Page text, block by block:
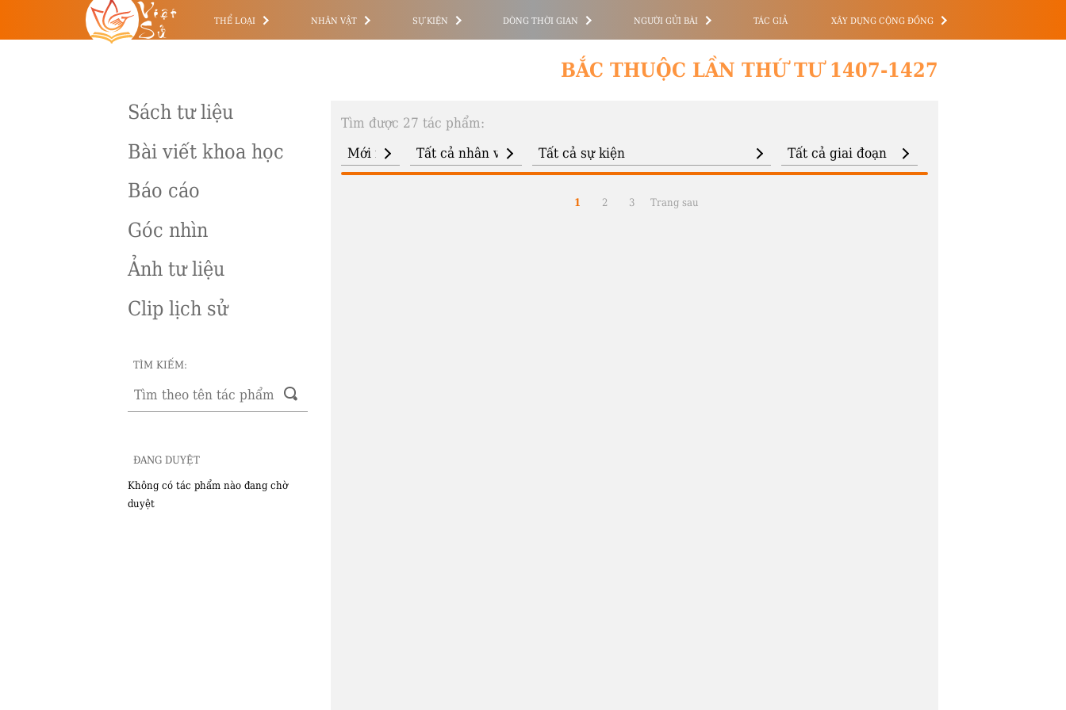
Việt
Sử THỂ LOẠI NHÂN VẬT SỰ KIỆN DÒNG THỜI GIAN NGƯỜI GỬI BÀI TÁC GIẢ XÂY DỰNG CỘNG ĐỒNG
BẮC THUỘC LẦN THỨ TƯ 1407-1427
Sách tư liệu
Bài viết khoa học
Báo cáo
Góc nhìn
Ảnh tư liệu
Clip lịch sử
TÌM KIẾM:
ĐANG DUYỆT
Không có tác phẩm nào đang chờ
duyệt
Tìm được 27 tác phẩm:
1 2 3 Trang sau